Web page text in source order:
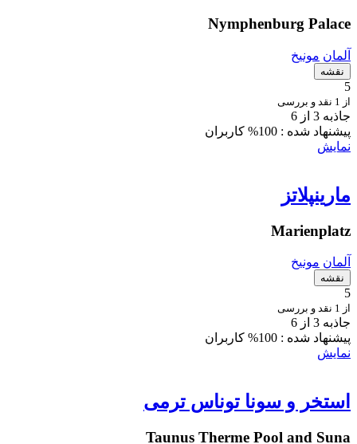
Nymphenburg Palace
آلمان مونیخ
نقشه
5
از 1 نقد و بررسی
جاذبه 3 از 6
پیشنهاد شده : 100% کاربران
نمایش
مارینپلاتز
Marienplatz
آلمان مونیخ
نقشه
5
از 1 نقد و بررسی
جاذبه 3 از 6
پیشنهاد شده : 100% کاربران
نمایش
استخر و سونا توناس ترمی
Taunus Therme Pool and Suna